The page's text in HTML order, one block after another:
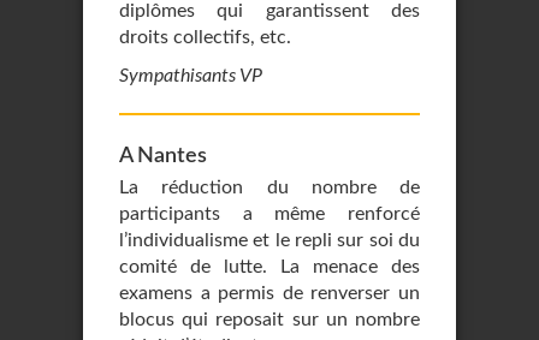
diplômes qui garantissent des
droits collectifs, etc.
Sympathisants VP
A Nantes
La réduction du nombre de
participants a même renforcé
l’individualisme et le repli sur soi du
comité de lutte. La menace des
examens a permis de renverser un
blocus qui reposait sur un nombre